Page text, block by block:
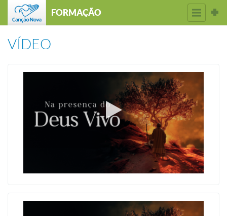
FORMAÇÃO
VÍDEO
O amor que apoia e liberta